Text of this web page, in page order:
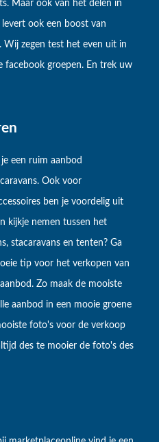
Maar ook van het delen in
ook een boost van
zegen test het even uit in
facebook groepen. En trek uw
een ruim aanbod
Ook voor
ben je voordelig uit
kijkje nemen tussen het
stacaravans en tenten? Ga
tip voor het verkopen van
Zo maak de mooiste
aanbod in een mooie groene
foto's voor de verkoop
des te mooier de foto's des